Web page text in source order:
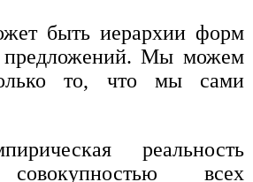
быть иерархии форм
предложений. Мы можем
то, что мы сами
реальность
совокупностью всех